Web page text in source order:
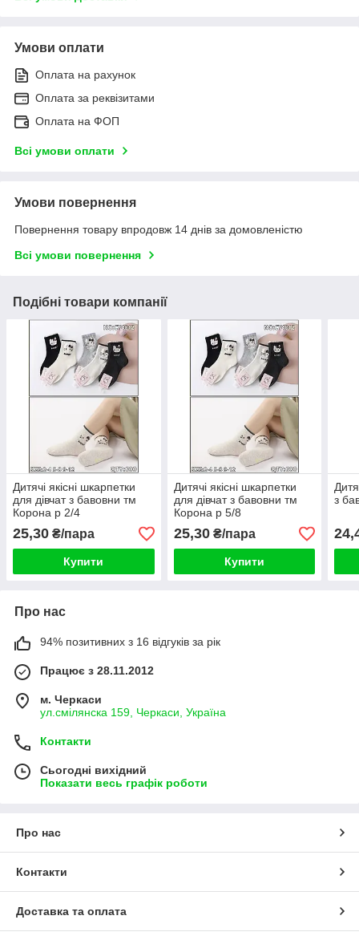
Умови оплати
Оплата на рахунок
Оплата за реквізитами
Оплата на ФОП
Всі умови оплати
Умови повернення
Повернення товару впродовж 14 днів за домовленістю
Всі умови повернення
Подібні товари компанії
Дитячі якісні шкарпетки
для дівчат з бавовни тм
Корона р 2/4
25,30 ₴/пара
Купити
Дитячі якісні шкарпетки
для дівчат з бавовни тм
Корона р 5/8
25,30₴/пара
Купити
з
Про нас
94% позитивних з 16 відгуків за рік
Працює з 28.11.2012
м. Черкаси
ул.смілянска 159, Черкаси, Україна
Контакти
Сьогодні вихідний
Показати весь графік роботи
Про нас
Контакти
Доставка та оплата